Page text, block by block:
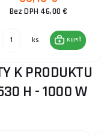
Bez DPH 46,00 €
ks KÚPIŤ
K PRODUKTU
H - 1000 W